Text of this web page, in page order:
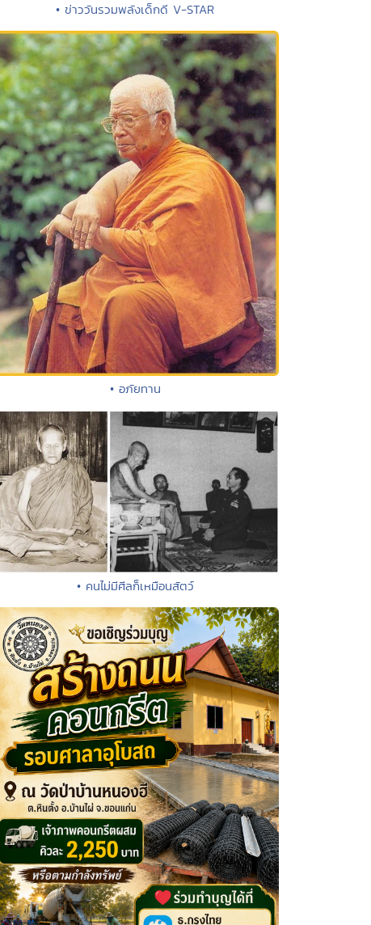
• ข่าววันรวมพลังเด็กดี V-STAR
• อภัยทาน
• คนไม่มีศีลก็เหมือนสัตว์